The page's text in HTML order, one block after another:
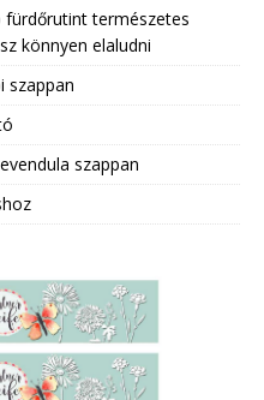
természetes
könnyen elaludni
szappan
szappan